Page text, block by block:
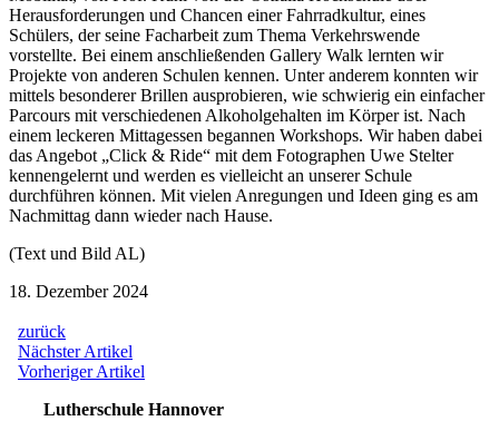
Herausforderungen und Chancen einer Fahrradkultur, eines
Schülers, der seine Facharbeit zum Thema Verkehrswende
vorstellte. Bei einem anschließenden Gallery Walk lernten wir
Projekte von anderen Schulen kennen. Unter anderem konnten wir
mittels besonderer Brillen ausprobieren, wie schwierig ein einfacher
Parcours mit verschiedenen Alkoholgehalten im Körper ist. Nach
einem leckeren Mittagessen begannen Workshops. Wir haben dabei
das Angebot „Click & Ride“ mit dem Fotographen Uwe Stelter
kennengelernt und werden es vielleicht an unserer Schule
durchführen können. Mit vielen Anregungen und Ideen ging es am
Nachmittag dann wieder nach Hause.
(Text und Bild AL)
18. Dezember 2024
zurück
Beitragsnavigation
Nächster Artikel
Artikel:
Vorheriger Artikel
Lutherschule Hannover